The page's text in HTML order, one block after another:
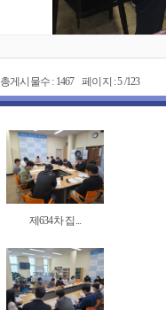
총게시물수 : 1467 페이지 : 5 /123
제634차 집...